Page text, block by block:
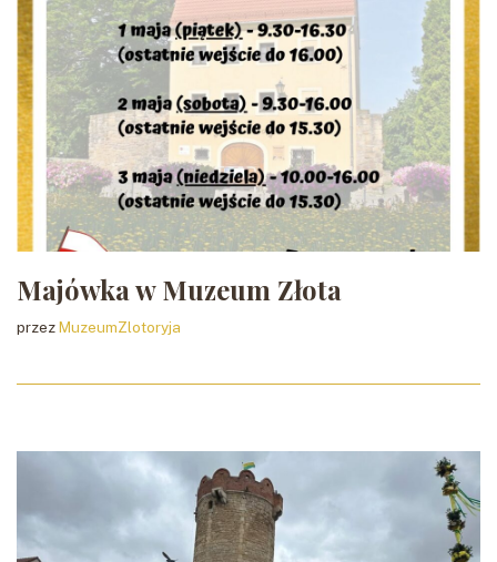
Majówka w Muzeum Złota
przezMuzeumZlotoryja